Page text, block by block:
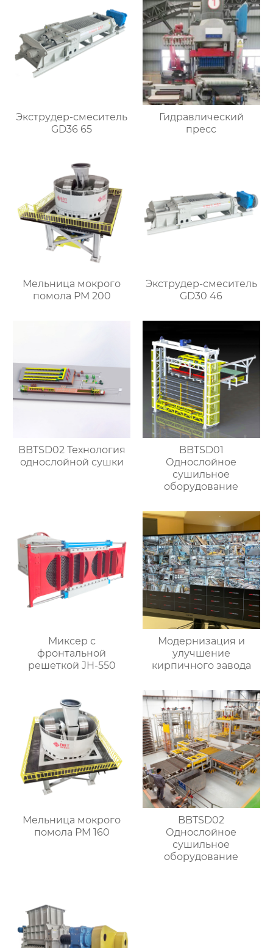
Экструдер-смеситель
GD36 65
Гидравлический
пресс
Мельница мокрого
помола PM 200
Экструдер-смеситель
GD30 46
BBTSD02 Технология
однослойной сушки
BBTSD01
Однослойное
сушильное
оборудование
Миксер с
фронтальной
решеткой JH-550
Модернизация и
улучшение
кирпичного завода
Мельница мокрого
помола PM 160
BBTSD02
Однослойное
сушильное
оборудование